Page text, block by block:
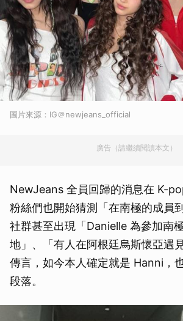
圖片來源：IG＠newjeans_official
廣告（請繼續閱讀本文）
NewJeans 全員回歸的消息在 K-
粉絲們也開始猜測「在南極的成員
社群甚至出現「Danielle 為參加南
地」、「有人在阿根廷烏斯懷亞遇
傳言，如今本人確定就是 Hanni，
段落。